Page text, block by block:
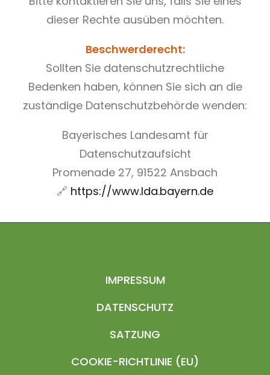
dieser Rechte ausüben möchten.
Beschwerderecht:
Sollten Sie datenschutzrechtliche
Bedenken haben, können Sie sich an die
zuständige Datenschutzbehörde wenden:
Bayerisches Landesamt für
Datenschutzaufsicht
Promenade 27, 91522 Ansbach
🔗 https://www.lda.bayern.de
IMPRESSUM
DATENSCHUTZ
SATZUNG
COOKIE-RICHTLINIE (EU)